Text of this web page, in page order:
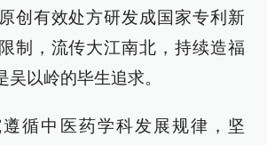
创有效处方研发成国家专利新
制，流传大江南北，持续造福
吴以岭的毕生追求。
循中医药学科发展规律，坚